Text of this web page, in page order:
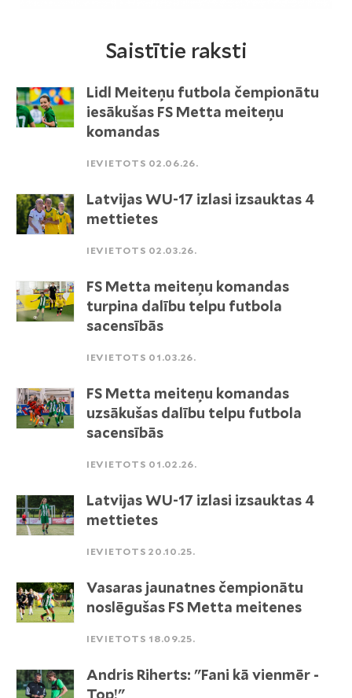
Saistītie raksti
Lidl Meiteņu futbola čempionātu
iesākušas FS Metta meiteņu
komandas
IEVIETOTS 02.06.26.
Latvijas WU-17 izlasi izsauktas 4
mettietes
IEVIETOTS 02.03.26.
FS Metta meiteņu komandas
turpina dalību telpu futbola
sacensībās
IEVIETOTS 01.03.26.
FS Metta meiteņu komandas
uzsākušas dalību telpu futbola
sacensībās
IEVIETOTS 01.02.26.
Latvijas WU-17 izlasi izsauktas 4
mettietes
IEVIETOTS 20.10.25.
Vasaras jaunatnes čempionātu
noslēgušas FS Metta meitenes
IEVIETOTS 18.09.25.
Andris Riherts: "Fani kā vienmēr -
Top!"